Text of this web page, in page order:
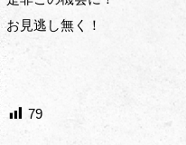
お見逃し無く！
79